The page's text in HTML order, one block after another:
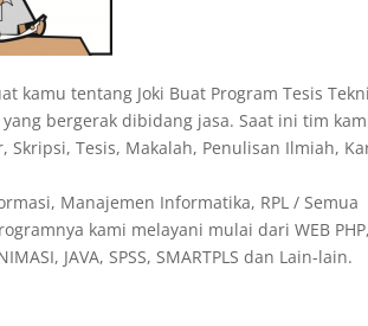
kamu tentang Joki Buat Program Tesis
yang bergerak dibidang jasa. Saat ini tim
Tesis, Makalah, Penulisan Ilmiah,
Manajemen Informatika, RPL / Semua
kami melayani mulai dari WEB
JAVA, SPSS, SMARTPLS dan Lain-lain.